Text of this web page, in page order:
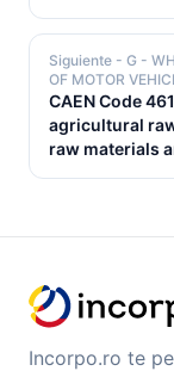
Siguiente - G -
OF MOTOR
CAEN Code
agricultural
raw materials
Incorpo.ro te